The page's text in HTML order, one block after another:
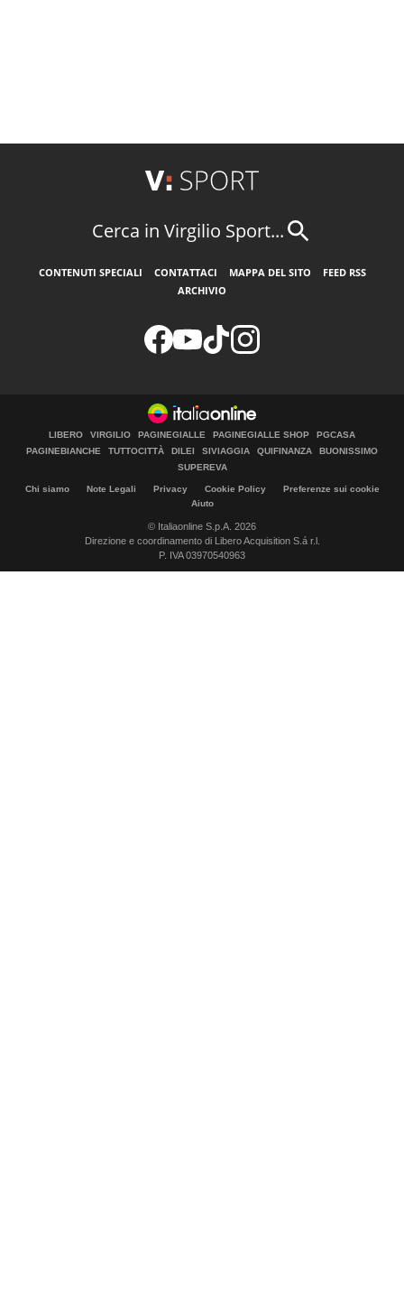
Cerca in Virgilio Sport...
CONTENUTI SPECIALI CONTATTACI MAPPA DEL SITO
FEED RSS
ARCHIVIO
LIBERO VIRGILIO PAGINEGIALLE PAGINEGIALLE SHOP
PGCASA
PAGINEBIANCHE
TUTTOCITTÀ DILEI SIVIAGGIA QUIFINANZA
BUONISSIMO
SUPEREVA
Chi siamo Note Legali Privacy Cookie Policy
Preferenze sui cookie
Aiuto
© Italiaonline S.p.A. 2026
Direzione e coordinamento di Libero Acquisition S.á r.l.
P. IVA 03970540963